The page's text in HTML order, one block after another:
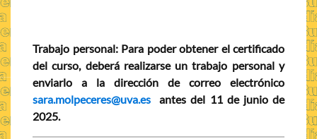
Trabajo personal: Para poder obtener el certificado
del curso, deberá realizarse un trabajo personal y
enviarlo a la dirección de correo electrónico
sara.molpeceres@uva.es antes del 11 de junio de
2025.